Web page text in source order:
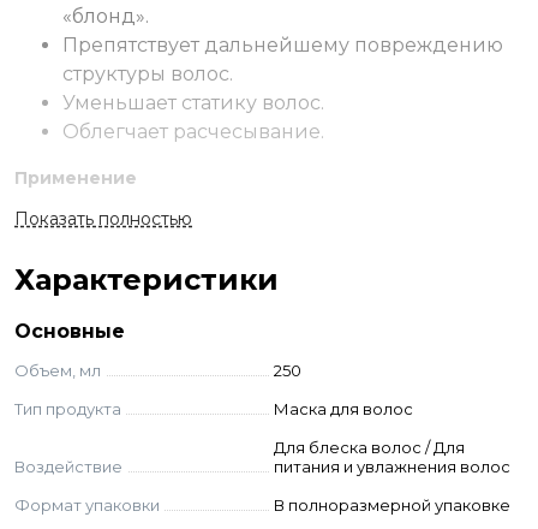
«блонд».
Препятствует дальнейшему повреждению
структуры волос.
Уменьшает статику волос.
Облегчает расчесывание.
Применение
Нанесите маску на длину и кончики волос,
подсушенных полотенцем. Равномерно распределите по
волосам, оставьте на 5 минут, расчешите и смойте.
Ингредиенты
Behentrimonium chloride, Phenoxyethanol, Betaine,
Butyrospermum Parkii Butter (Butyrospermum Parkii
(Shea) Butter), Erythritol, Aloe Barbadensis Leaf Juice,
Sodium Gluconate, Isopropyl Alcohol, Ethylhexylglycerin,
Показать полностью
Характеристики
Основные
Объем, мл
250
Тип продукта
Маска для волос
Воздействие
Для блеска волос / Для
питания и увлажнения волос
Формат упаковки
В полноразмерной упаковке